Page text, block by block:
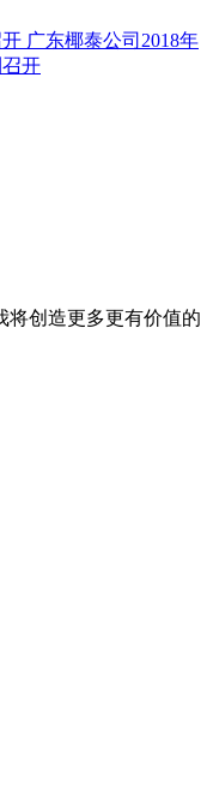
广东椰泰公司2018年
开
将创造更多更有价值的